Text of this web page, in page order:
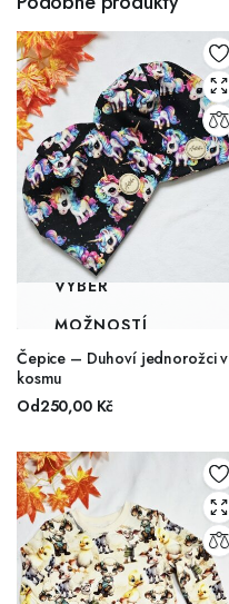
VÝBĚR
MOŽNOSTÍ
Čepice – Duhoví jednorožci v
kosmu
Od250,00 Kč